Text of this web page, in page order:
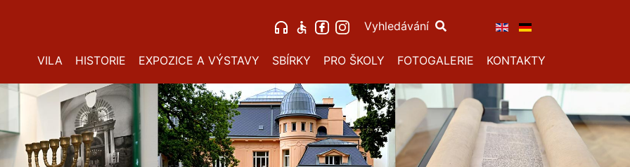
Vyhledávání
VILA HISTORIE EXPOZICE A VÝSTAVY SBÍRKY PRO ŠKOLY FOTOGALERIE KONTAKTY